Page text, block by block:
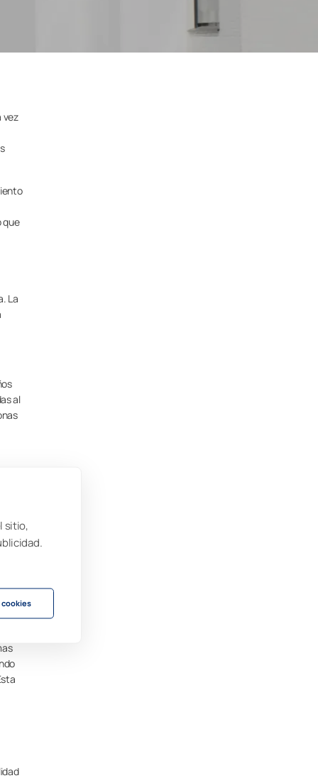
sitio,
vez
que
La
al